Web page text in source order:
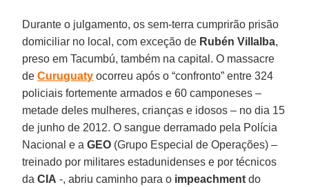
Durante o julgamento, os sem-terra cumprirão prisão
domiciliar no local, com exceção de Rubén Villalba,
preso em Tacumbú, também na capital. O massacre
deCuruguaty ocorreu após o “confronto” entre 324
policiais fortemente armados e 60 camponeses –
metade deles mulheres, crianças e idosos – no dia 15
de junho de 2012. O sangue derramado pela Polícia
Nacional e aGEO (Grupo Especial de Operações) –
treinado por militares estadunidenses e por técnicos
daCIA-, abriu caminho para o impeachment do